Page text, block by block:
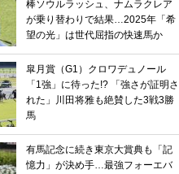
棒ソウルラッシュ、ナムラクレア
が乗り替わりで結果…2025年「希
望の光」は世代屈指の快速馬か
皐月賞（G1）クロワデュノール
「1強」に待った!? 「強さが証明さ
れた」川田将雅も絶賛した3戦3勝
馬
有馬記念に続き東京大賞典も「記
憶力」が決め手…最強フォーエバ